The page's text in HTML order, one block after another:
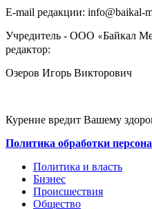
E-mail редакции: info@baikal-
Учредитель - ООО «Байкал
редактор:
Озеров Игорь Викторович
Курение вредит Вашему
Политика обработки
Политика и власть
Бизнес
Происшествия
Общество